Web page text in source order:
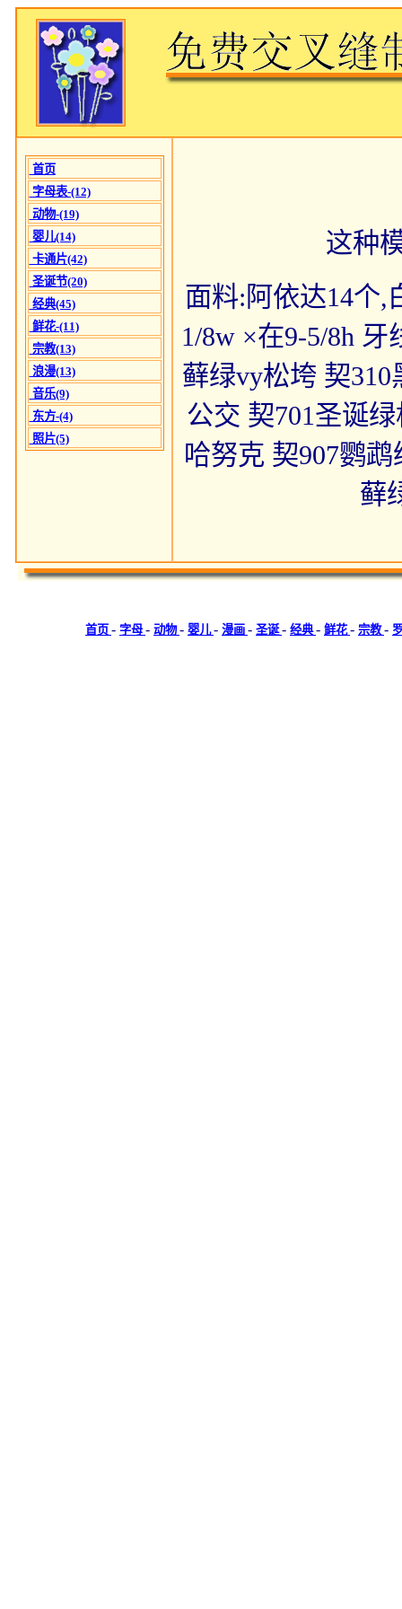
首页
字母表-(12)
动物-(19)
婴儿(14)
卡通片(42)
圣诞节(20)
经典(45)
鲜花-(11)
宗教(13)
浪漫(13)
音乐(9)
东方-(4)
照片(5)
这种
面料:阿依达14个,
1/8w ×在9-5/8h
藓绿vy松垮 契
公交 契701圣诞
哈努克 契907鹦
藓
首页 - 字母 - 动物- 婴儿- 漫画 - 圣诞- 经典- 鲜花- 宗教-